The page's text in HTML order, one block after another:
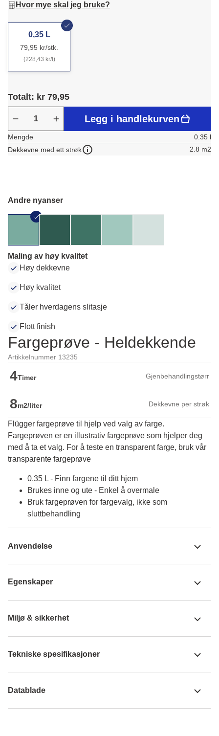
Hvor mye skal jeg bruke?
0,35 L
79,95 kr/stk.
(228,43 kr/l)
Totalt: kr 79,95
Legg i handlekurven
Mengde
0.35 l
Dekkevne med ett strøk
2.8 m2
Andre nyanser
Maling av høy kvalitet
Høy dekkevne
Høy kvalitet
Tåler hverdagens slitasje
Flott finish
Fargeprøve - Heldekkende
Artikkelnummer 13235
4Timer Gjenbehandlingstørr
8m2/liter Dekkevne per strøk
Flügger fargeprøve til hjelp ved valg av farge.
Fargeprøven er en illustrativ fargeprøve som hjelper deg
med å ta et valg. For å teste en transparent farge, bruk vår
transparente fargeprøve
0,35 L - Finn fargene til ditt hjem
Brukes inne og ute - Enkel å overmale
Bruk fargeprøven for fargevalg, ikke som
sluttbehandling
Anvendelse
Egenskaper
Miljø & sikkerhet
Tekniske spesifikasjoner
Datablade